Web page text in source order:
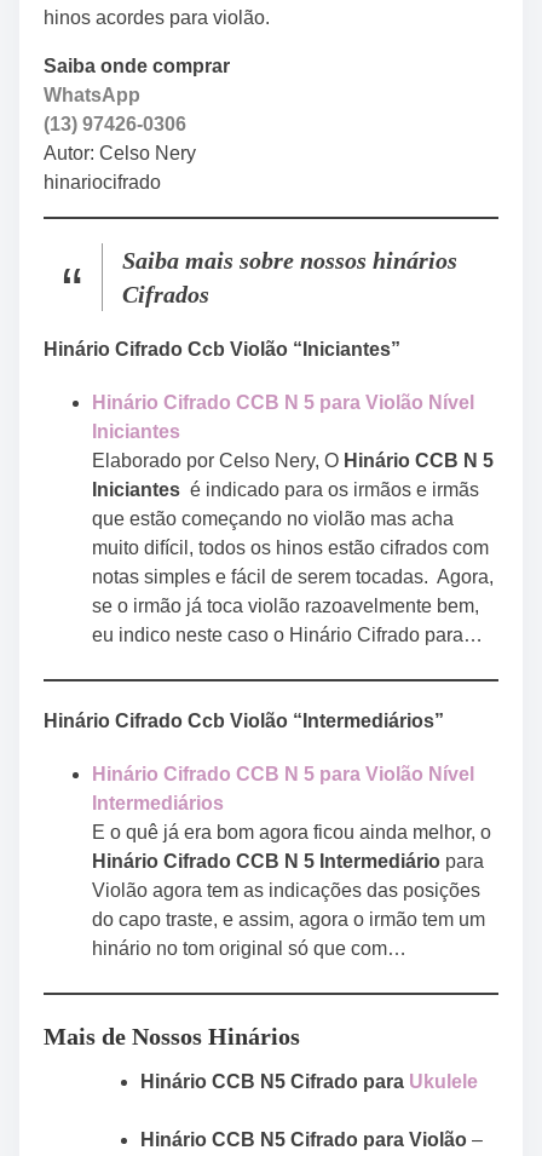
hinos acordes para violão.
Saiba onde comprar
WhatsApp
(13) 97426-0306
Autor: Celso Nery
hinariocifrado
Saiba mais sobre nossos hinários
Cifrados
Hinário Cifrado Ccb Violão “Iniciantes”
Hinário Cifrado CCB N 5 para Violão Nível
Iniciantes
Elaborado por Celso Nery, O Hinário CCB N 5
Iniciantes é indicado para os irmãos e irmãs
que estão começando no violão mas acha
muito difícil, todos os hinos estão cifrados com
notas simples e fácil de serem tocadas. Agora,
se o irmão já toca violão razoavelmente bem,
eu indico neste caso o Hinário Cifrado para…
Hinário Cifrado Ccb Violão “Intermediários”
Hinário Cifrado CCB N 5 para Violão Nível
Intermediários
E o quê já era bom agora ficou ainda melhor, o
Hinário Cifrado CCB N 5 Intermediário para
Violão agora tem as indicações das posições
do capo traste, e assim, agora o irmão tem um
hinário no tom original só que com…
Mais de Nossos Hinários
Hinário CCB N5 Cifrado para Ukulele
Hinário CCB N5 Cifrado para Violão –